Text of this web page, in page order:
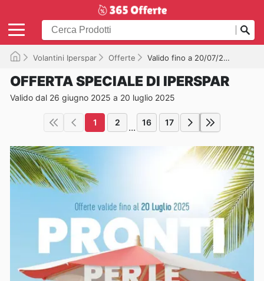
Volantini Iperspar Offerte Valido fino a 20/07/2025
OFFERTA SPECIALE DI IPERSPAR
Valido dal 26 giugno 2025 a 20 luglio 2025
1 2 ... 16 17